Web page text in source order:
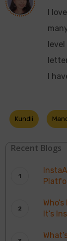
I
I
Kundli
Recent Blogs
It’s